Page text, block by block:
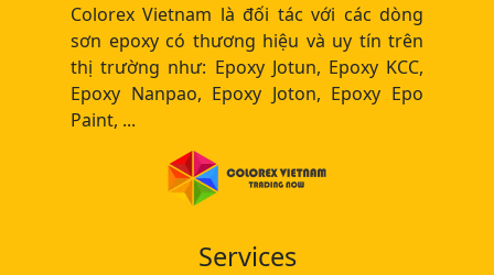
Colorex Vietnam là đối tác với các dòng
sơn epoxy có thương hiệu và uy tín trên
thị trường như: Epoxy Jotun, Epoxy KCC,
Epoxy Nanpao, Epoxy Joton, Epoxy Epo
Paint, ...
Services